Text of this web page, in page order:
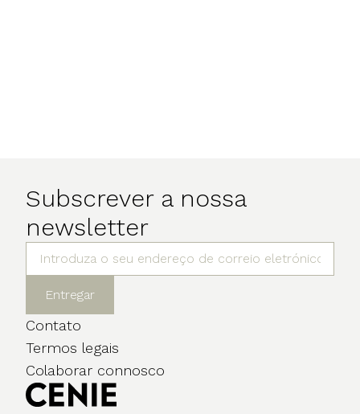
Subscrever a nossa
newsletter
Entregar
Contato
Termos legais
Colaborar connosco